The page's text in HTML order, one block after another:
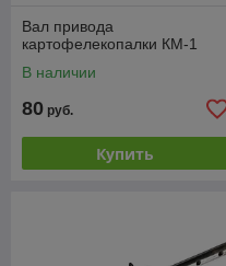
Вал привода
картофелекопалки КМ-1
В наличии
80 руб.
Купить